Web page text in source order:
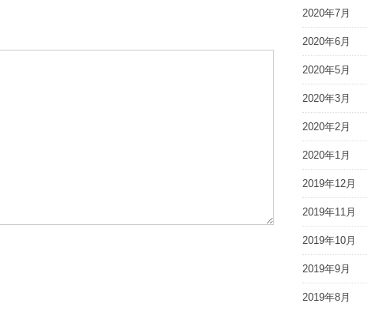
2020年7月
2020年6月
2020年5月
2020年3月
2020年2月
2020年1月
2019年12月
2019年11月
2019年10月
2019年9月
2019年8月